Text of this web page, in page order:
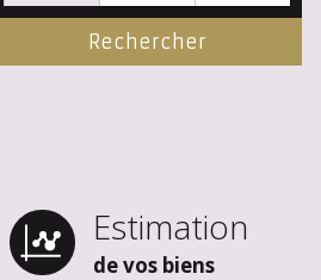
Estimation
de vos biens